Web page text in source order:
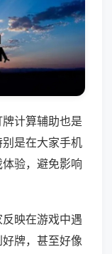
计算辅助也是
是在大家手机
验，避免影响
映在游戏中遇
牌，甚至好像